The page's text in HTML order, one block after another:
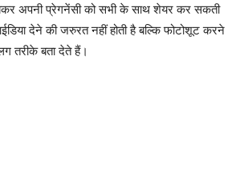
अपनी प्रेगनेंसी को सभी के साथ शेयर कर सकती
देने की जरुरत नहीं होती है बल्कि फोटोशूट करने
तरीके बता देते हैं।